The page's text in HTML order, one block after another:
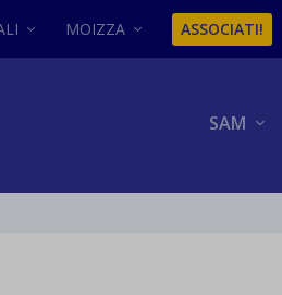
MOIZZA ASSOCIATI!
SAM